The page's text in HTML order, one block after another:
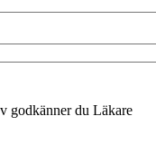
godkänner du Läkare